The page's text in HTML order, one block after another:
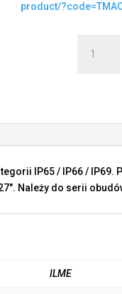
product/
TMAO
IP65 / IP66 / IP69.
Należy do serii
ILME